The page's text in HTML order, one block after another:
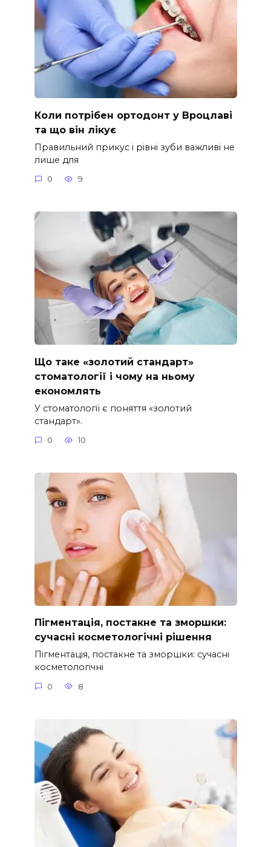
Коли потрібен ортодонт у Вроцлаві
та що він лікує
Правильний прикус і рівні зуби важливі не
лише для
0 9
Що таке «золотий стандарт»
стоматології і чому на ньому
економлять
У стоматології є поняття «золотий
стандарт».
0 10
Пігментація, постакне та зморшки:
сучасні косметологічні рішення
Пігментація, постакне та зморшки: сучасні
косметологічні
0 8